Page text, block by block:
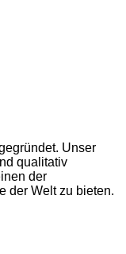
Unser
qualitativ
der
der Welt zu bieten.